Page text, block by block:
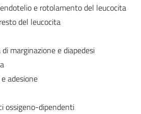
e rotolamento del leucocita
del leucocita
marginazione e diapedesi
adesione
ossigeno-dipendenti